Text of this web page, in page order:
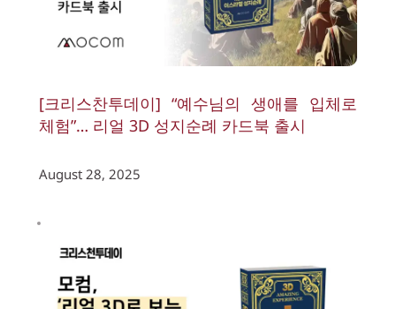
[크리스찬투데이] “예수님의 생애를 입체로
체험”… 리얼 3D 성지순례 카드북 출시
August 28, 2025